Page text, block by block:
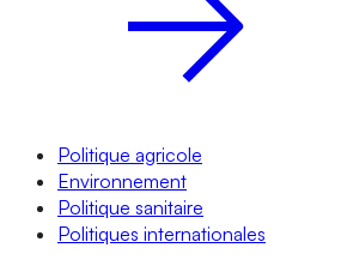
Politique agricole
Environnement
Politique sanitaire
Politiques internationales